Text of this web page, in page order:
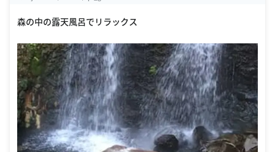
森の中の露天風呂でリラックス